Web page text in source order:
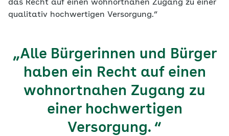
das Recht auf einen wohnortnahen Zugang zu einer
qualitativ hochwertigen Versorgung.“
„Alle Bürgerinnen und Bürger
haben ein Recht auf einen
wohnortnahen Zugang zu
einer hochwertigen
Versorgung. “